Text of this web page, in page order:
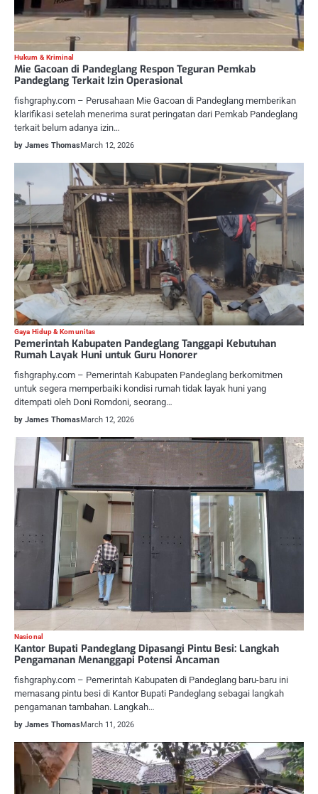
Hukum & Kriminal
Mie Gacoan di Pandeglang Respon Teguran Pemkab
Pandeglang Terkait Izin Operasional
fishgraphy.com – Perusahaan Mie Gacoan di Pandeglang memberikan
klarifikasi setelah menerima surat peringatan dari Pemkab Pandeglang
terkait belum adanya izin…
by James ThomasMarch 12, 2026
Gaya Hidup & Komunitas
Pemerintah Kabupaten Pandeglang Tanggapi Kebutuhan
Rumah Layak Huni untuk Guru Honorer
fishgraphy.com – Pemerintah Kabupaten Pandeglang berkomitmen
untuk segera memperbaiki kondisi rumah tidak layak huni yang
ditempati oleh Doni Romdoni, seorang…
by James ThomasMarch 12, 2026
Nasional
Kantor Bupati Pandeglang Dipasangi Pintu Besi: Langkah
Pengamanan Menanggapi Potensi Ancaman
fishgraphy.com – Pemerintah Kabupaten di Pandeglang baru-baru ini
memasang pintu besi di Kantor Bupati Pandeglang sebagai langkah
pengamanan tambahan. Langkah…
by James ThomasMarch 11, 2026